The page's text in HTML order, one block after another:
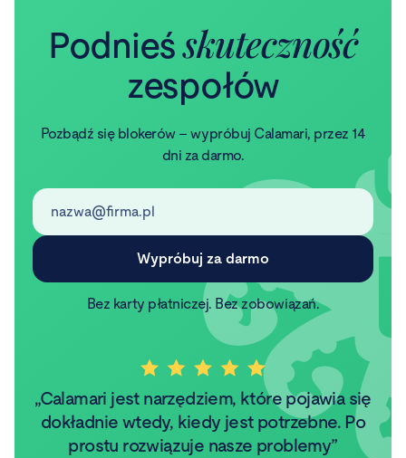
Podnieśskuteczność
zespołów
Pozbądź się blokerów – wypróbuj Calamari, przez 14
dni za darmo.
Bez karty płatniczej. Bez zobowiązań.
Calamari jest narzędziem, które pojawia się
dokładnie wtedy, kiedy jest potrzebne. Po
prostu rozwiązuje nasze problemy